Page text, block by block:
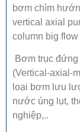
bơm chìm
vertical axial
column big
Bơm trục
(Vertical-axial-
loại bơm lưu
nước úng lụt,
nghiệp,..